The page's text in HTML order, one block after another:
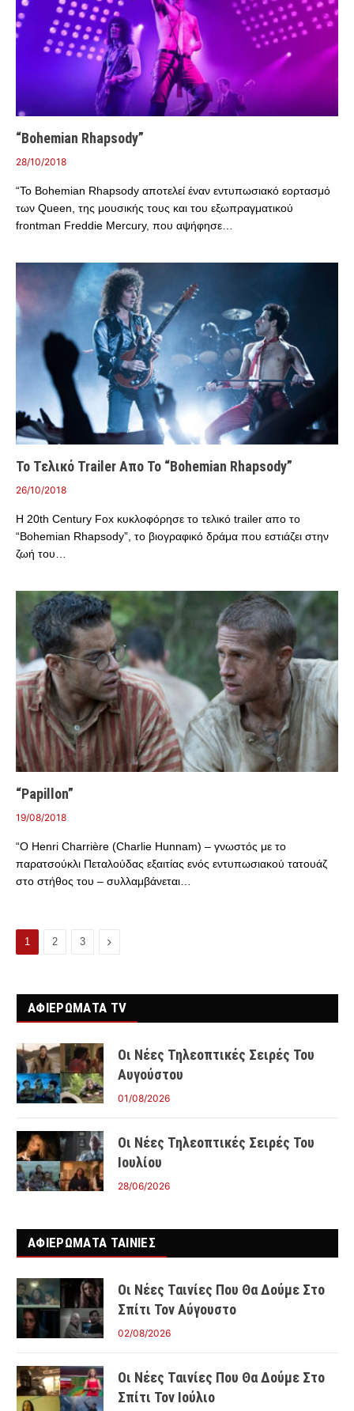
“Bohemian Rhapsody”
28/10/2018
“Το Bohemian Rhapsody αποτελεί έναν εντυπωσιακό εορτασμό
των Queen, της μουσικής τους και του εξωπραγματικού
frontman Freddie Mercury, που αψήφησε…
Το Τελικό Trailer Απο Το “Bohemian Rhapsody”
26/10/2018
Η 20th Century Fox κυκλοφόρησε το τελικό trailer απο το
“Bohemian Rhapsody”, το βιογραφικό δράμα που εστιάζει στην
ζωή του…
“Papillon”
19/08/2018
“O Henri Charrière (Charlie Hunnam) – γνωστός με το
παρατσούκλι Πεταλούδας εξαιτίας ενός εντυπωσιακού τατουάζ
στο στήθος του – συλλαμβάνεται…
1 2 3 Επόμενο
ΑΦΙΕΡΩΜΑΤΑ TV
Οι Νέες Τηλεοπτικές Σειρές Του
Αυγούστου
01/08/2026
Οι Νέες Τηλεοπτικές Σειρές Του
Ιουλίου
28/06/2026
ΑΦΙΕΡΩΜΑΤΑ ΤΑΙΝΊΕΣ
Οι Νέες Ταινίες Που Θα Δούμε Στο
Σπίτι Τον Αύγουστο
02/08/2026
Οι Νέες Ταινίες Που Θα Δούμε Στο
Σπίτι Τον Ιούλιο